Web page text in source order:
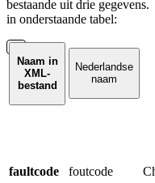
bestaande uit drie gegevens.
in onderstaande tabel:
Naam in
XML-
bestand
Nederlandse
naam
faultcode foutcode